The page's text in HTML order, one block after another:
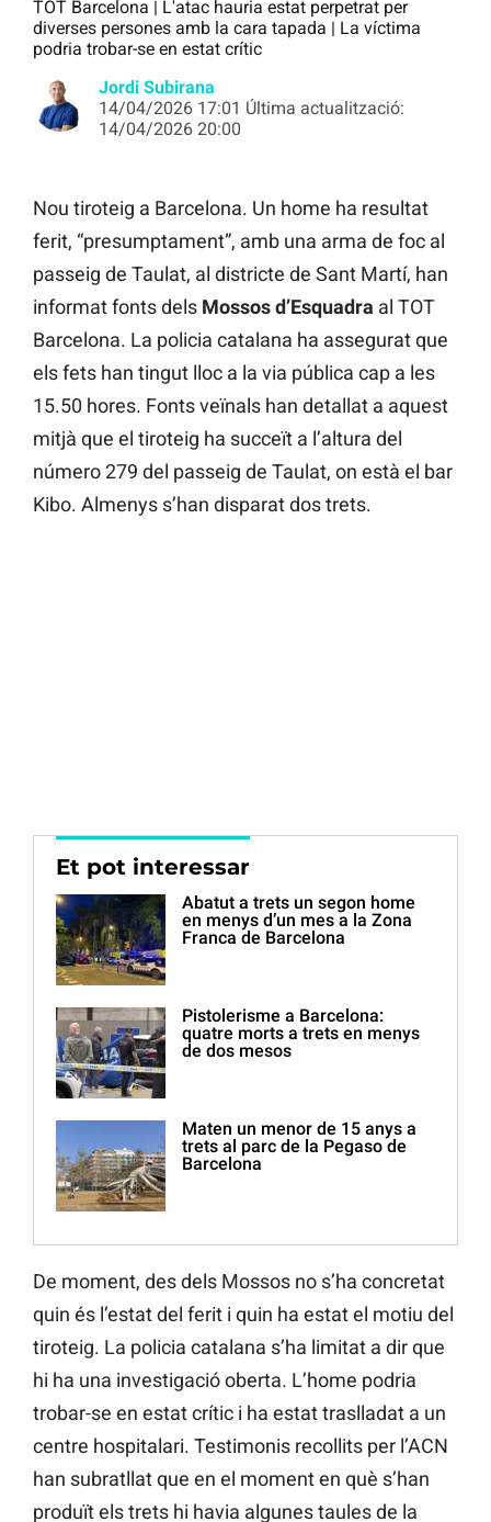
TOT Barcelona | L'atac hauria estat perpetrat per
diverses persones amb la cara tapada | La víctima
podria trobar-se en estat crític
Jordi Subirana
14/04/2026 17:01 Última actualització:
14/04/2026 20:00
Nou tiroteig a Barcelona. Un home ha resultat
ferit, “presumptament”, amb una arma de foc al
passeig de Taulat, al districte de Sant Martí, han
informat fonts dels Mossos d’Esquadra al TOT
Barcelona. La policia catalana ha assegurat que
els fets han tingut lloc a la via pública cap a les
15.50 hores. Fonts veïnals han detallat a aquest
mitjà que el tiroteig ha succeït a l’altura del
número 279 del passeig de Taulat, on està el bar
Kibo. Almenys s’han disparat dos trets.
Et pot interessar
Abatut a trets un segon home
en menys d’un mes a la Zona
Franca de Barcelona
Pistolerisme a Barcelona:
quatre morts a trets en menys
de dos mesos
Maten un menor de 15 anys a
trets al parc de la Pegaso de
Barcelona
De moment, des dels Mossos no s’ha concretat
quin és l’estat del ferit i quin ha estat el motiu del
tiroteig. La policia catalana s’ha limitat a dir que
hi ha una investigació oberta. L’home podria
trobar-se en estat crític i ha estat traslladat a un
centre hospitalari. Testimonis recollits per l’ACN
han subratllat que en el moment en què s’han
produït els trets hi havia algunes taules de la